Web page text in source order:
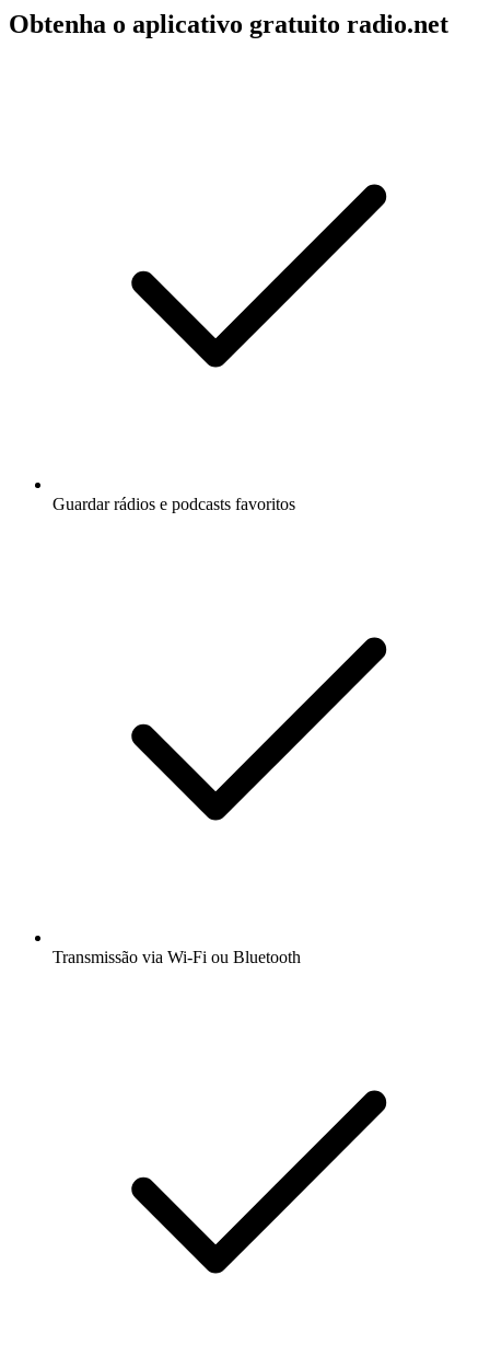
Obtenha o aplicativo gratuito radio.net
Guardar rádios e podcasts favoritos
Transmissão via Wi-Fi ou Bluetooth